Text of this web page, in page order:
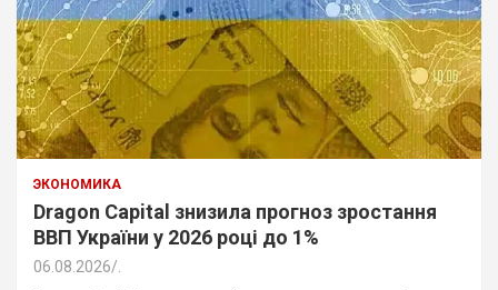
ЭКОНОМИКА
Dragon Capital знизила прогноз зростання
ВВП України у 2026 році до 1%
06.08.2026